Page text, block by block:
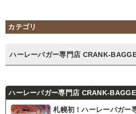
カテゴリ
ハーレーバガー専門店 CRANK-
ハーレーバガー専門店 CRANK-
札幌初！ハーレーバガー